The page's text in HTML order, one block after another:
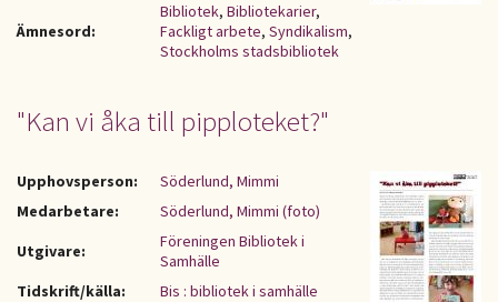
Ämnesord:
Bibliotek, Bibliotekarier,
Fackligt arbete, Syndikalism,
Stockholms stadsbibliotek
"Kan vi åka till pipploteket?"
Upphovsperson:
Söderlund, Mimmi
Medarbetare:
Söderlund, Mimmi (foto)
Utgivare:
Föreningen Bibliotek i
Samhälle
Tidskrift/källa:
Bis : bibliotek i samhälle